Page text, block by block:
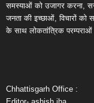
समस्याओं को उजागर करना,
जनता की इच्छाओं, विचारों
के साथ लोकतांत्रिक परम्पराओं
Chhattisgarh Office :